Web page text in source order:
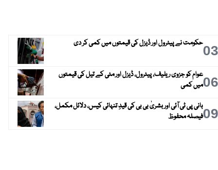
03حکومت نے پیٹرول اور ڈیزل کی قیمتوں میں کمی کر دی
06عوام کو جزوی ریلیف، پیٹرول، ڈیزل اور مٹی کے تیل کی قیمتوں
میں کمی
09بانی پی ٹی آئی اور بشریٰ بی بی کی قیدِ تنہائی کیس، دلائل مکمل،
فیصلہ محفوظ